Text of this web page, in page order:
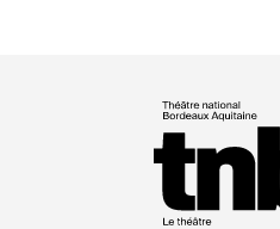
Ressources